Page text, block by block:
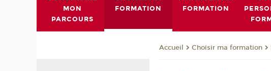
MON
PARCOURS
FORMATION
FORMATION
Accueil Choisir ma formation